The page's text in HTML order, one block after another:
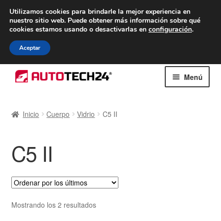
ENTREGA desde 7 EUR
De lunes a viernes de 9 a. m. a 4 p. m.
navegación
al
Menú
Carro
Contacto
Envío al mundo entero
Inicio Cuerpo Vidrio C5 II
C5 II
Mostrando los 2 resultadosOrdenado
Utilizamos cookies para brindarle la mejor experiencia en
nuestro sitio web. Puede obtener más información sobre qué
cookies estamos usando o desactivarlas en configuración.
Aceptar